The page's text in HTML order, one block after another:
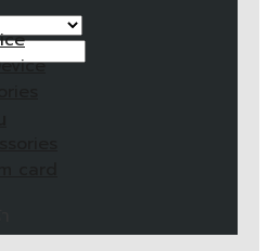
card